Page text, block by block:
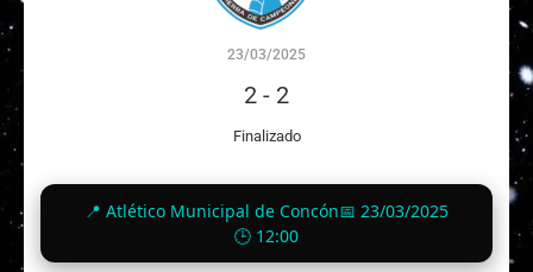
23/03/2025
2 - 2
Finalizado
📍 Atlético Municipal de Concón📅 23/03/2025
🕒 12:00